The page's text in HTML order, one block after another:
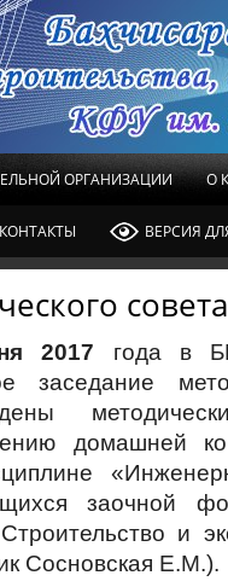
ОРГАНИЗАЦИИ О
КОНТАКТЫ ВЕРСИЯ
совета
2017 года в
заседание
домашней
заочной
и
Сосновская Е.М.).